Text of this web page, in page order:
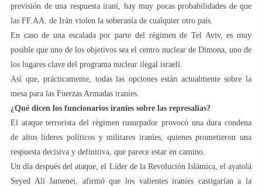
previsión de una respuesta iraní, hay muy pocas probabilidades de que
las FF.AA. de Irán violen la soberanía de cualquier otro país.
En caso de una escalada por parte del régimen de Tel Aviv, es muy
posible que uno de los objetivos sea el centro nuclear de Dimona, uno de
los lugares clave del programa nuclear ilegal israelí.
Así que, prácticamente, todas las opciones están actualmente sobre la
mesa para las Fuerzas Armadas iraníes.
¿Qué dicen los funcionarios iraníes sobre las represalias?
El ataque terrorista del régimen rusurpador provocó una dura condena
de altos líderes políticos y militares iraníes, quienes prometieron una
respuesta decisiva y definitiva, que parece estar en camino.
Un día después del ataque, el Líder de la Revolución Islámica, el ayatolá
Seyed Ali Jamenei, afirmó que los valientes iraníes castigarían a la